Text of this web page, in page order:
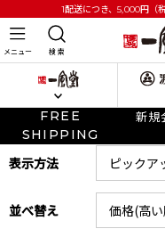
1配送につき、5,000円
メニュー 検 索
FREE
SHIPPING
新規
表示方法
並べ替え